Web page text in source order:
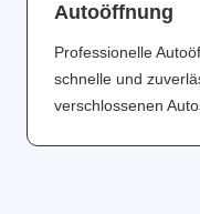
Аutoöffnung
Professionelle
schnelle und
verschlossenen